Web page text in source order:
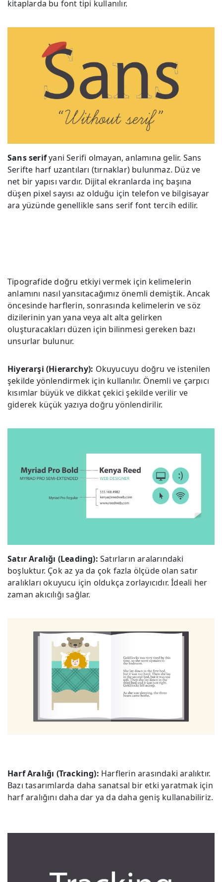
kitaplarda bu font tipi kullanılır.
Sans serifyani Serifi olmayan, anlamına gelir. Sans
Serifte harf uzantıları (tırnaklar) bulunmaz. Düz ve
net bir yapısı vardır. Dijital ekranlarda inç başına
düşen pixel sayısı az olduğu için telefon ve bilgisayar
ara yüzünde genellikle sans serif font tercih edilir.
Tipografide doğru etkiyi vermek için kelimelerin
anlamını nasıl yansıtacağımız önemli demiştik. Ancak
öncesinde harflerin, sonrasında kelimelerin ve söz
dizilerinin yan yana veya alt alta gelirken
oluşturacakları düzen için bilinmesi gereken bazı
unsurlar bulunur.
Hiyerarşi (Hierarchy): Okuyucuyu doğru ve istenilen
şekilde yönlendirmek için kullanılır. Önemli ve çarpıcı
kısımlar büyük ve dikkat çekici şekilde verilir ve
giderek küçük yazıya doğru yönlendirilir.
Satır Aralığı (Leading): Satırların aralarındaki
boşluktur. Çok az ya da çok fazla ölçüde olan satır
aralıkları okuyucu için oldukça zorlayıcıdır. İdeali her
zaman akıcılığı sağlar.
Harf Aralığı (Tracking): Harflerin arasındaki aralıktır.
Bazı tasarımlarda daha sanatsal bir etki yaratmak için
harf aralığını daha dar ya da daha geniş kullanabiliriz.